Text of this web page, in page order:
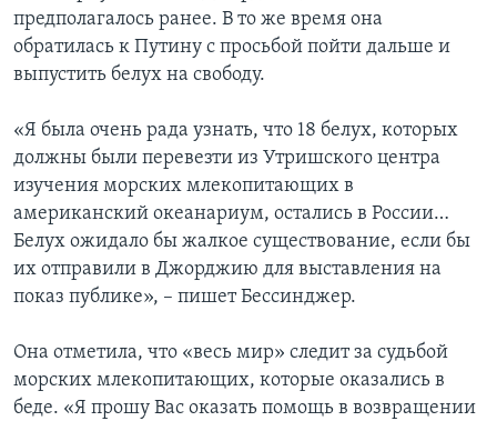
предполагалось ранее. В то же время она
обратилась к Путину с просьбой пойти дальше и
выпустить белух на свободу.
«Я была очень рада узнать, что 18 белух, которых
должны были перевезти из Утришского центра
изучения морских млекопитающих в
американский океанариум, остались в России…
Белух ожидало бы жалкое существование, если бы
их отправили в Джорджию для выставления на
показ публике», – пишет Бессинджер.
Она отметила, что «весь мир» следит за судьбой
морских млекопитающих, которые оказались в
беде. «Я прошу Вас оказать помощь в возвращении